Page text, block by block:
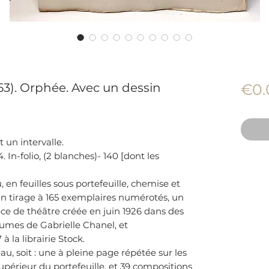
Orphée. Avec un dessin
un intervalle.
In-folio, (2 blanches)- 140 [dont les
en feuilles sous portefeuille, chemise et
tirage à 165 exemplaires numérotés, un
de théâtre créée en juin 1926 dans des
de Gabrielle Chanel, et
la librairie Stock.
soit : une à pleine page répétée sur les
du portefeuille, et 39 compositions